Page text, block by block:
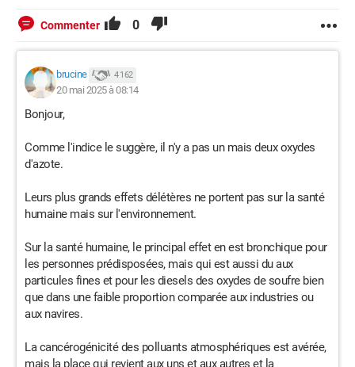
Commenter 0
brucine 4 162
20 mai 2025 à 08:14
Bonjour,
Comme l'indice le suggère, il n'y a pas un mais deux oxydes
d'azote.
Leurs plus grands effets délétères ne portent pas sur la santé
humaine mais sur l'environnement.
Sur la santé humaine, le principal effet en est bronchique pour
les personnes prédisposées, mais qui est aussi du aux
particules fines et pour les diesels des oxydes de soufre bien
que dans une faible proportion comparée aux industries ou
aux navires.
La cancérogénicité des polluants atmosphériques est avérée,
mais la place qui revient aux uns et aux autres et la